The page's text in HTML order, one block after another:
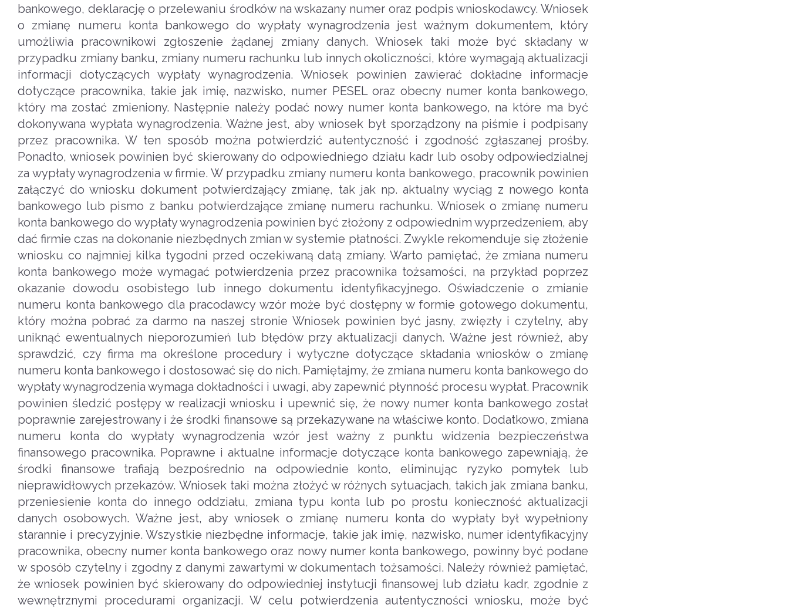
bankowego, deklarację o przelewaniu środków na wskazany numer oraz podpis wnioskodawcy. Wniosek
o zmianę numeru konta bankowego do wypłaty wynagrodzenia jest ważnym dokumentem, który
umożliwia pracownikowi zgłoszenie żądanej zmiany danych. Wniosek taki może być składany w
przypadku zmiany banku, zmiany numeru rachunku lub innych okoliczności, które wymagają aktualizacji
informacji dotyczących wypłaty wynagrodzenia. Wniosek powinien zawierać dokładne informacje
dotyczące pracownika, takie jak imię, nazwisko, numer PESEL oraz obecny numer konta bankowego,
który ma zostać zmieniony. Następnie należy podać nowy numer konta bankowego, na które ma być
dokonywana wypłata wynagrodzenia. Ważne jest, aby wniosek był sporządzony na piśmie i podpisany
przez pracownika. W ten sposób można potwierdzić autentyczność i zgodność zgłaszanej prośby.
Ponadto, wniosek powinien być skierowany do odpowiedniego działu kadr lub osoby odpowiedzialnej
za wypłaty wynagrodzenia w firmie. W przypadku zmiany numeru konta bankowego, pracownik powinien
załączyć do wniosku dokument potwierdzający zmianę, tak jak np. aktualny wyciąg z nowego konta
bankowego lub pismo z banku potwierdzające zmianę numeru rachunku. Wniosek o zmianę numeru
konta bankowego do wypłaty wynagrodzenia powinien być złożony z odpowiednim wyprzedzeniem, aby
dać firmie czas na dokonanie niezbędnych zmian w systemie płatności. Zwykle rekomenduje się złożenie
wniosku co najmniej kilka tygodni przed oczekiwaną datą zmiany. Warto pamiętać, że zmiana numeru
konta bankowego może wymagać potwierdzenia przez pracownika tożsamości, na przykład poprzez
okazanie dowodu osobistego lub innego dokumentu identyfikacyjnego. Oświadczenie o zmianie
numeru konta bankowego dla pracodawcy wzór może być dostępny w formie gotowego dokumentu,
który można pobrać za darmo na naszej stronie Wniosek powinien być jasny, zwięzły i czytelny, aby
uniknąć ewentualnych nieporozumień lub błędów przy aktualizacji danych. Ważne jest również, aby
sprawdzić, czy firma ma określone procedury i wytyczne dotyczące składania wniosków o zmianę
numeru konta bankowego i dostosować się do nich. Pamiętajmy, że zmiana numeru konta bankowego do
wypłaty wynagrodzenia wymaga dokładności i uwagi, aby zapewnić płynność procesu wypłat. Pracownik
powinien śledzić postępy w realizacji wniosku i upewnić się, że nowy numer konta bankowego został
poprawnie zarejestrowany i że środki finansowe są przekazywane na właściwe konto. Dodatkowo, zmiana
numeru konta do wypłaty wynagrodzenia wzór jest ważny z punktu widzenia bezpieczeństwa
finansowego pracownika. Poprawne i aktualne informacje dotyczące konta bankowego zapewniają, że
środki finansowe trafiają bezpośrednio na odpowiednie konto, eliminując ryzyko pomyłek lub
nieprawidłowych przekazów. Wniosek taki można złożyć w różnych sytuacjach, takich jak zmiana banku,
przeniesienie konta do innego oddziału, zmiana typu konta lub po prostu konieczność aktualizacji
danych osobowych. Ważne jest, aby wniosek o zmianę numeru konta do wypłaty był wypełniony
starannie i precyzyjnie. Wszystkie niezbędne informacje, takie jak imię, nazwisko, numer identyfikacyjny
pracownika, obecny numer konta bankowego oraz nowy numer konta bankowego, powinny być podane
w sposób czytelny i zgodny z danymi zawartymi w dokumentach tożsamości. Należy również pamiętać,
że wniosek powinien być skierowany do odpowiedniej instytucji finansowej lub działu kadr, zgodnie z
wewnętrznymi procedurami organizacji. W celu potwierdzenia autentyczności wniosku, może być